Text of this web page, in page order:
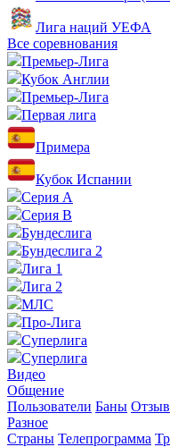
Лига наций УЕФА
Все соревнования
Премьер-Лига
Кубок Англии
Премьер-Лига
Первая лига
Примера
Кубок Испании
Серия А
Серия B
Бундеслига
Бундеслига 2
Лига 1
Лига 2
МЛС
Про-Лига
Суперлига
Суперлига
Видео
Общение
Пользователи Баны
Разное
Страны Телепрограмма